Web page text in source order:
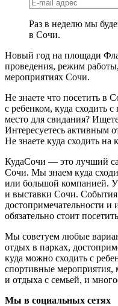
Раз в неделю мы
в Сочи.
Новый год на площади
проведения, режим
мероприятиях Сочи.
Не знаете что посетить в
с ребенком, куда сходить
место для свидания?
Интересуетесь активным
Не знаете куда сходить
КудаСочи — это лучший
Сочи. Мы знаем куда
или большой компанией.
и выставки Сочи.
достопримечательности и
обязательно стоит
Мы советуем любые
отдых в парках,
куда можно сходить с
спортивные мероприятия,
и отдыха с семьей, и
Мы в социальных сетях